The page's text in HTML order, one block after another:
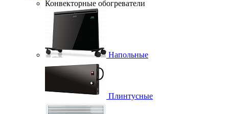
Конвекторные обогреватели
Напольные
Плинтусные